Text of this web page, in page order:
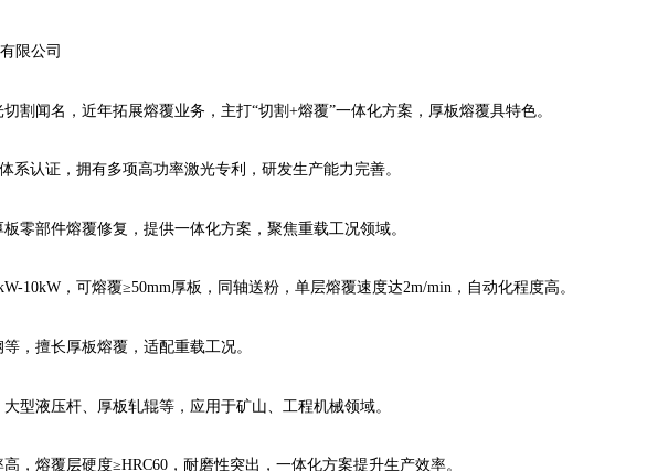
限公司
割闻名，近年拓展熔覆业务，主打“切割+熔覆”一体化方案，厚板熔覆具特色。
系认证，拥有多项高功率激光专利，研发生产能力完善。
零部件熔覆修复，提供一体化方案，聚焦重载工况领域。
10kW，可熔覆≥50mm厚板，同轴送粉，单层熔覆速度达2m/min，自动化程度高。
，擅长厚板熔覆，适配重载工况。
型液压杆、厚板轧辊等，应用于矿山、工程机械领域。
，熔覆层硬度≥HRC60，耐磨性突出，一体化方案提升生产效率。